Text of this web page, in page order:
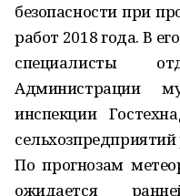
безопасности при
работ 2018 года. В
специалисты
Администрации
инспекции
сельхозпредприятий
По прогнозам
ожидается